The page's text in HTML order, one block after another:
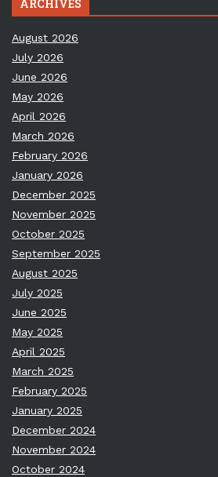
ARCHIVES
August 2026
July 2026
June 2026
May 2026
April 2026
March 2026
February 2026
January 2026
December 2025
November 2025
October 2025
September 2025
August 2025
July 2025
June 2025
May 2025
April 2025
March 2025
February 2025
January 2025
December 2024
November 2024
October 2024